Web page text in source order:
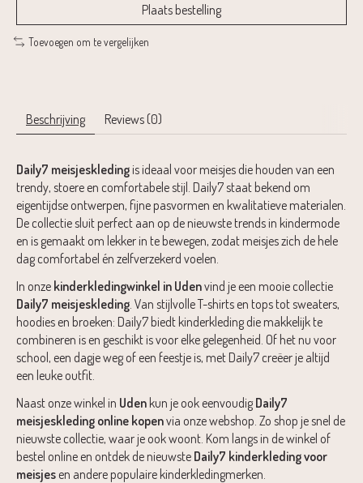
Plaats bestelling
Toevoegen om te vergelijken
Beschrijving Reviews (0)
Daily7 meisjeskleding is ideaal voor meisjes die houden van een
trendy, stoere en comfortabele stijl. Daily7 staat bekend om
eigentijdse ontwerpen, fijne pasvormen en kwalitatieve materialen.
De collectie sluit perfect aan op de nieuwste trends in kindermode
en is gemaakt om lekker in te bewegen, zodat meisjes zich de hele
dag comfortabel én zelfverzekerd voelen.
In onze kinderkledingwinkel in Udenvind je een mooie collectie
Daily7 meisjeskleding . Van stijlvolle T-shirts en tops tot sweaters,
hoodies en broeken: Daily7 biedt kinderkleding die makkelijk te
combineren is en geschikt is voor elke gelegenheid. Of het nu voor
school, een dagje weg of een feestje is, met Daily7 creëer je altijd
een leuke outfit.
Naast onze winkel in Uden kun je ook eenvoudig Daily7
meisjeskleding online kopenvia onze webshop. Zo shop je snel de
nieuwste collectie, waar je ook woont. Kom langs in de winkel of
bestel online en ontdek de nieuwste Daily7 kinderkleding voor
meisjes en andere populaire kinderkledingmerken.